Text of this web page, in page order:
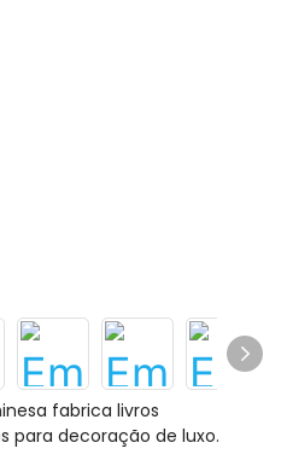
fabrica livros
para decoração de luxo.